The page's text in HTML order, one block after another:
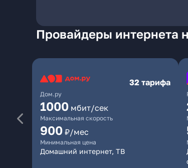
Провайдеры интернета
Дом.ру
32 тарифа
1000 мбит/сек
Максимальная скорость
900 ₽/мес
Минимальная цена
Домашний интернет, ТВ